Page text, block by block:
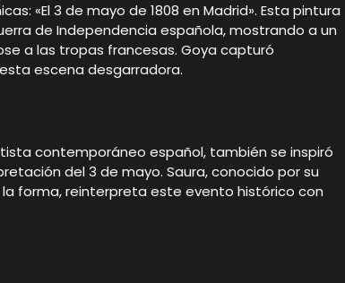
«El 3 de mayo de 1808 en Madrid». Esta pintura
de Independencia española, mostrando a un
a las tropas francesas. Goya capturó
escena desgarradora.
contemporáneo español, también se inspiró
del 3 de mayo. Saura, conocido por su
forma, reinterpreta este evento histórico con